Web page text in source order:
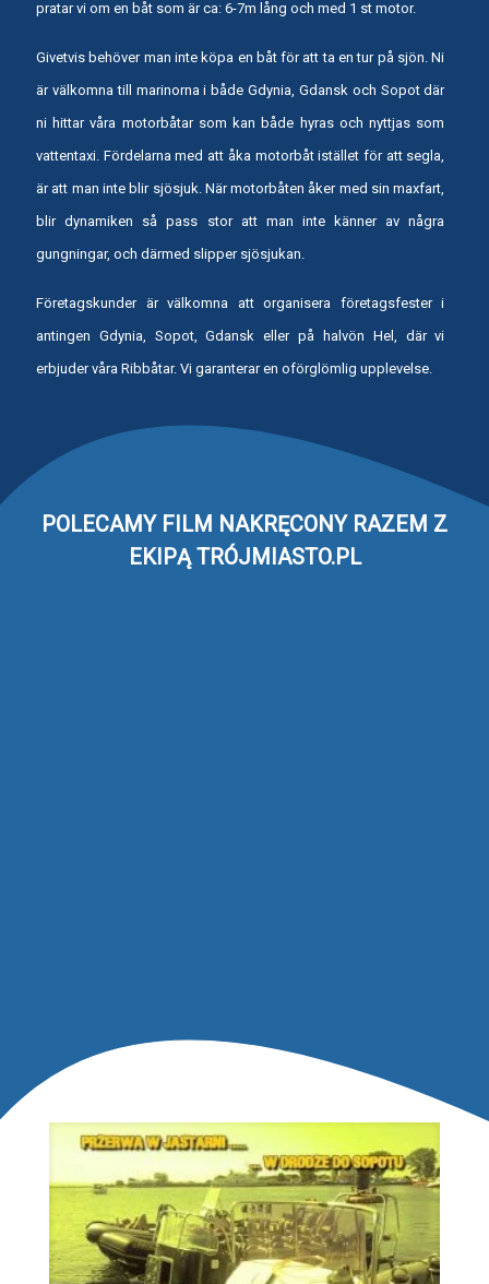
pratar vi om en båt som är ca: 6-7m lång och med 1 st motor.
Givetvis behöver man inte köpa en båt för att ta en tur på sjön. Ni
är välkomna till marinorna i både Gdynia, Gdansk och Sopot där
ni hittar våra motorbåtar som kan både hyras och nyttjas som
vattentaxi. Fördelarna med att åka motorbåt istället för att segla,
är att man inte blir sjösjuk. När motorbåten åker med sin maxfart,
blir dynamiken så pass stor att man inte känner av några
gungningar, och därmed slipper sjösjukan.
Företagskunder är välkomna att organisera företagsfester i
antingen Gdynia, Sopot, Gdansk eller på halvön Hel, där vi
erbjuder våra Ribbåtar. Vi garanterar en oförglömlig upplevelse.
POLECAMY FILM NAKRĘCONY RAZEM Z
EKIPĄ TRÓJMIASTO.PL